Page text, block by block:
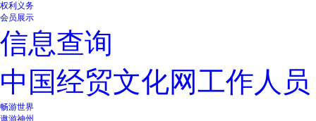
权利义务
会员展示
信息查询
中国经贸文化网工作人员
畅游世界
遨游神州